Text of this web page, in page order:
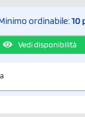
ordinabile:10
Vedi disponibilità